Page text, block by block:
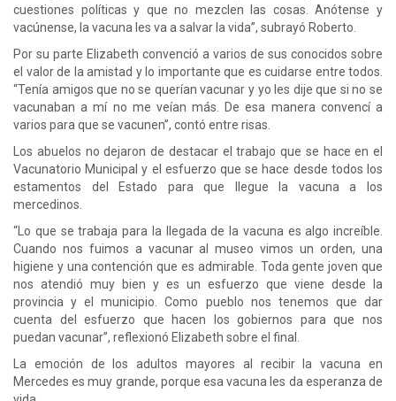
cuestiones políticas y que no mezclen las cosas. Anótense y
vacúnense, la vacuna les va a salvar la vida”, subrayó Roberto.
Por su parte Elizabeth convenció a varios de sus conocidos sobre
el valor de la amistad y lo importante que es cuidarse entre todos.
“Tenía amigos que no se querían vacunar y yo les dije que si no se
vacunaban a mí no me veían más. De esa manera convencí a
varios para que se vacunen”, contó entre risas.
Los abuelos no dejaron de destacar el trabajo que se hace en el
Vacunatorio Municipal y el esfuerzo que se hace desde todos los
estamentos del Estado para que llegue la vacuna a los
mercedinos.
“Lo que se trabaja para la llegada de la vacuna es algo increíble.
Cuando nos fuimos a vacunar al museo vimos un orden, una
higiene y una contención que es admirable. Toda gente joven que
nos atendió muy bien y es un esfuerzo que viene desde la
provincia y el municipio. Como pueblo nos tenemos que dar
cuenta del esfuerzo que hacen los gobiernos para que nos
puedan vacunar”, reflexionó Elizabeth sobre el final.
La emoción de los adultos mayores al recibir la vacuna en
Mercedes es muy grande, porque esa vacuna les da esperanza de